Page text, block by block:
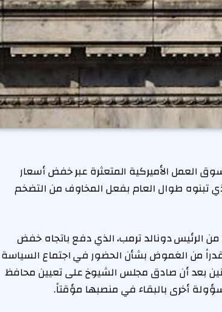
العمل الأميركية المتعثرة عبر خفض أسعار
تبنوه طوال العام بفعل المخاوف من التضخم
دونالد ترمب، الذي دفع باتجاه خفض
من الغموض بشأن الحضور في اجتماع السياسة
بعد أن صادق مجلس الشيوخ على تعيين محافظ
أخرى بالبقاء في منصبها مؤقتاً.